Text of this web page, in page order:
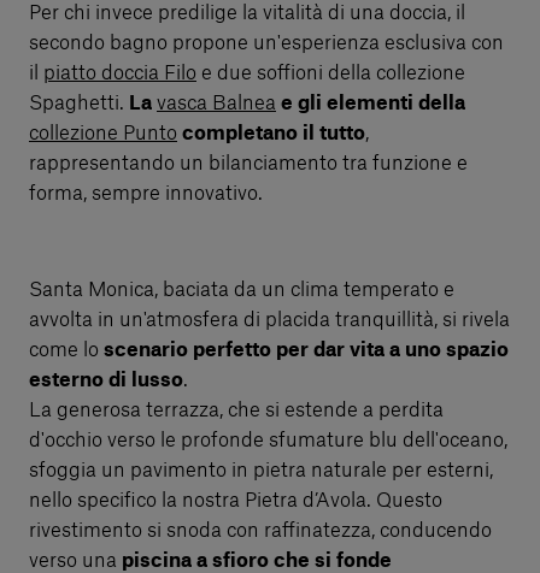
Per chi invece predilige la vitalità di una doccia, il
secondo bagno propone un'esperienza esclusiva con
il piatto doccia Filo e due soffioni della collezione
Spaghetti. La vasca Balnea e gli elementi della
collezione Punto completano il tutto,
rappresentando un bilanciamento tra funzione e
forma, sempre innovativo.
Santa Monica, baciata da un clima temperato e
avvolta in un'atmosfera di placida tranquillità, si rivela
come lo scenario perfetto per dar vita a uno spazio
esterno di lusso.
La generosa terrazza, che si estende a perdita
d'occhio verso le profonde sfumature blu dell'oceano,
sfoggia un pavimento in pietra naturale per esterni,
nello specifico la nostra Pietra d’Avola. Questo
rivestimento si snoda con raffinatezza, conducendo
verso una piscina a sfioro che si fonde